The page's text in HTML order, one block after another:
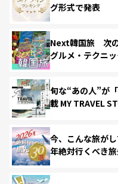
グ形式で発表
Next韓国旅 次の
グルメ・テクニ
旬な“あの人”が
載 MY TRAVEL
今、こんな旅が
年絶対行くべき